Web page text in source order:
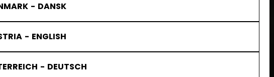
- DANSK
- ENGLISH
- DEUTSCH